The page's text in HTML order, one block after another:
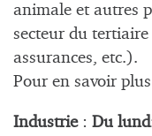
animale et autres
secteur du
assurances, etc.).
Pour en savoir
Industrie: Du